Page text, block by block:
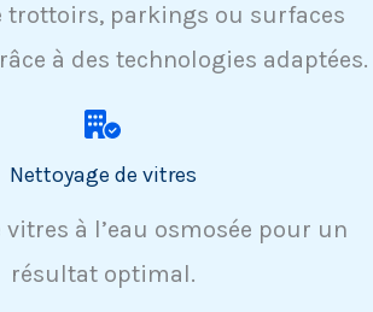
trottoirs, parkings ou surfaces
à des technologies adaptées.
Nettoyage de vitres
vitres à l’eau osmosée pour un
résultat optimal.